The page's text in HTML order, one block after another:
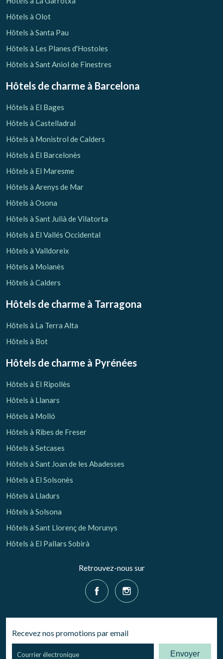
Vérifier le code de réservation
Hôtels à Olot
Hôtels à Santa Pau
Hôtels à Les Planes d'Hostoles
Hôtels à Sant Aniol de Finestres
Hôtels de charme à Barcelona
Hôtels à El Bages
Hôtels à Castelladral
Hôtels à Monistrol de Calders
Hôtels à El Barcelonès
Hôtels à El Maresme
Hôtels à Arenys de Mar
Hôtels à Osona
Hôtels à Sant Julià de Vilatorta
Hôtels à El Vallés Occidental
Hôtels à Valldoreix
Hôtels à Moianès
Hôtels à Calders
Hôtels de charme à Tarragona
Hôtels à La Terra Alta
Hôtels à Bot
Hôtels de charme à Pyrénées
Hôtels à El Ripollès
Hôtels à Llanars
Hôtels à Molló
Hôtels à Ribes de Freser
Hôtels à Setcases
Hôtels à Sant Joan de les Abadesses
Hôtels à El Solsonès
Hôtels à Lladurs
Hôtels à Solsona
Hôtels à Sant Llorenç de Morunys
Hôtels à El Pallars Sobirà
Retrouvez-nous sur
Recevez nos promotions par email
Envoyer